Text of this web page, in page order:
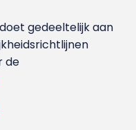
gedeeltelijk aan
de